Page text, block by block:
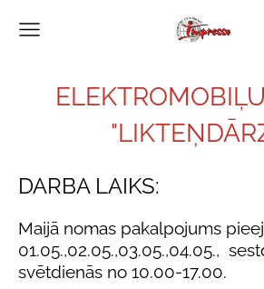
DARBA LAIKS:
Maijā nomas pakalpojums
01.05.,02.05.,03.05.,04.05.,
svētdienās no 10.00-17.00.